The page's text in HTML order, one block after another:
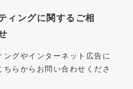
ィングに関するご相
ングやインターネット広告に
ちらからお問い合わせくださ